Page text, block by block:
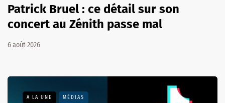
Patrick Bruel : ce détail sur son
concert au Zénith passe mal
6 août 2026
A LA UNE MÉDIAS